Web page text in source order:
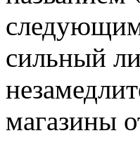
сильный
магазины